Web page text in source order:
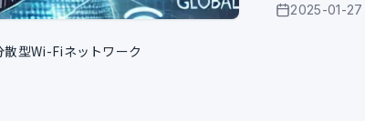
公開日
2025-01-27
型Wi-Fiネットワーク